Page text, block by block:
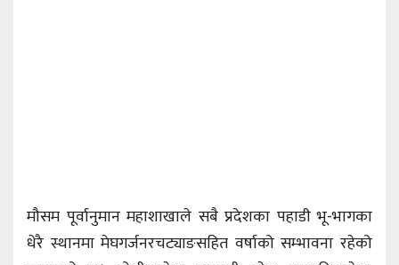
मौसम पूर्वानुमान महाशाखाले सबै प्रदेशका पहाडी भू-भागका
धेरै स्थानमा मेघगर्जनरचट्याङसहित वर्षाको सम्भावना रहेको